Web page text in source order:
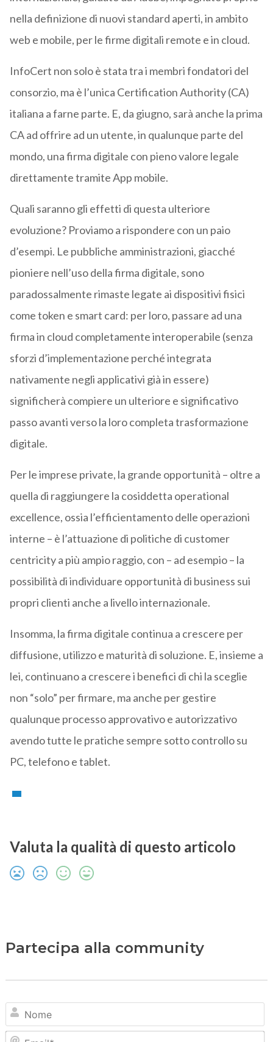
nella definizione di nuovi standard aperti, in ambito
web e mobile, per le firme digitali remote e in cloud.
InfoCert non solo è stata tra i membri fondatori del
consorzio, ma è l’unica Certification Authority (CA)
italiana a farne parte. E, da giugno, sarà anche la prima
CA ad offrire ad un utente, in qualunque parte del
mondo, una firma digitale con pieno valore legale
direttamente tramite App mobile.
Quali saranno gli effetti di questa ulteriore
evoluzione? Proviamo a rispondere con un paio
d’esempi. Le pubbliche amministrazioni, giacché
pioniere nell’uso della firma digitale, sono
paradossalmente rimaste legate ai dispositivi fisici
come token e smart card: per loro, passare ad una
firma in cloud completamente interoperabile (senza
sforzi d’implementazione perché integrata
nativamente negli applicativi già in essere)
significherà compiere un ulteriore e significativo
passo avanti verso la loro completa trasformazione
digitale.
Per le imprese private, la grande opportunità – oltre a
quella di raggiungere la cosiddetta operational
excellence, ossia l’efficientamento delle operazioni
interne – è l’attuazione di politiche di customer
centricity a più ampio raggio, con – ad esempio – la
possibilità di individuare opportunità di business sui
propri clienti anche a livello internazionale.
Insomma, la firma digitale continua a crescere per
diffusione, utilizzo e maturità di soluzione. E, insieme a
lei, continuano a crescere i benefici di chi la sceglie
non “solo” per firmare, ma anche per gestire
qualunque processo approvativo e autorizzativo
avendo tutte le pratiche sempre sotto controllo su
PC, telefono e tablet.
Valuta la qualità di questo articolo
Partecipa alla community